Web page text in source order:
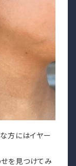
方にはイヤー
を見つけてみ